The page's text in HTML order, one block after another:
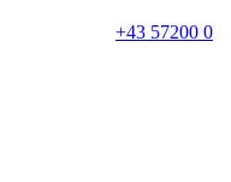
+43 57200 0